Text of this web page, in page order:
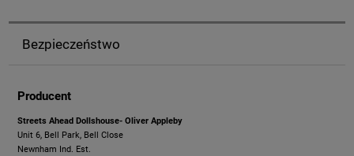
Bezpieczeństwo
Producent
Streets Ahead Dollshouse- Oliver Appleby
Unit 6, Bell Park, Bell Close
Newnham Ind. Est.